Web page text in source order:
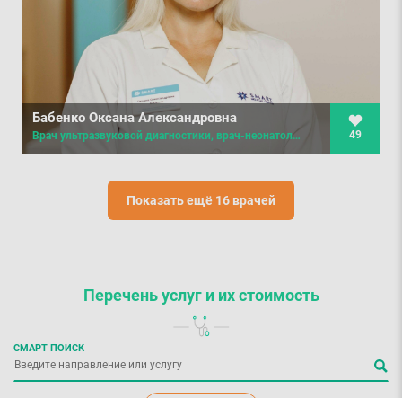
49
Бабенко Оксана Александровна
Врач ультразвуковой диагностики, врач-неонатолог первой категории
Показать ещё 16 врачей
Перечень услуг и их стоимость
СМАРТ ПОИСК